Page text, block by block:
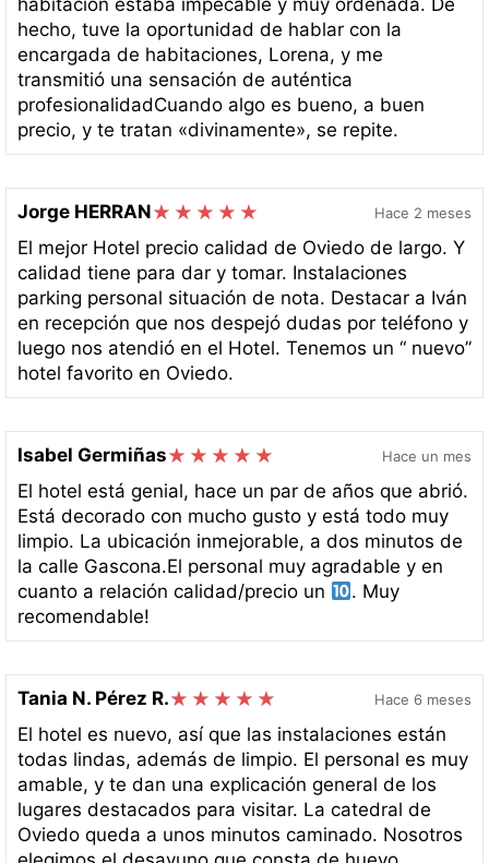
habitación estaba impecable y muy ordenada. De
hecho, tuve la oportunidad de hablar con la
encargada de habitaciones, Lorena, y me
transmitió una sensación de auténtica
profesionalidadCuando algo es bueno, a buen
precio, y te tratan «divinamente», se repite.
Jorge HERRAN Hace 2 meses
El mejor Hotel precio calidad de Oviedo de largo. Y
calidad tiene para dar y tomar. Instalaciones
parking personal situación de nota. Destacar a Iván
en recepción que nos despejó dudas por teléfono y
luego nos atendió en el Hotel. Tenemos un “ nuevo”
hotel favorito en Oviedo.
Isabel Germiñas Hace un mes
El hotel está genial, hace un par de años que abrió.
Está decorado con mucho gusto y está todo muy
limpio. La ubicación inmejorable, a dos minutos de
la calle Gascona.El personal muy agradable y en
cuanto a relación calidad/precio un
. Muy
recomendable!
Tania N. Pérez R. Hace 6 meses
El hotel es nuevo, así que las instalaciones están
todas lindas, además de limpio. El personal es muy
amable, y te dan una explicación general de los
lugares destacados para visitar. La catedral de
Oviedo queda a unos minutos caminado. Nosotros